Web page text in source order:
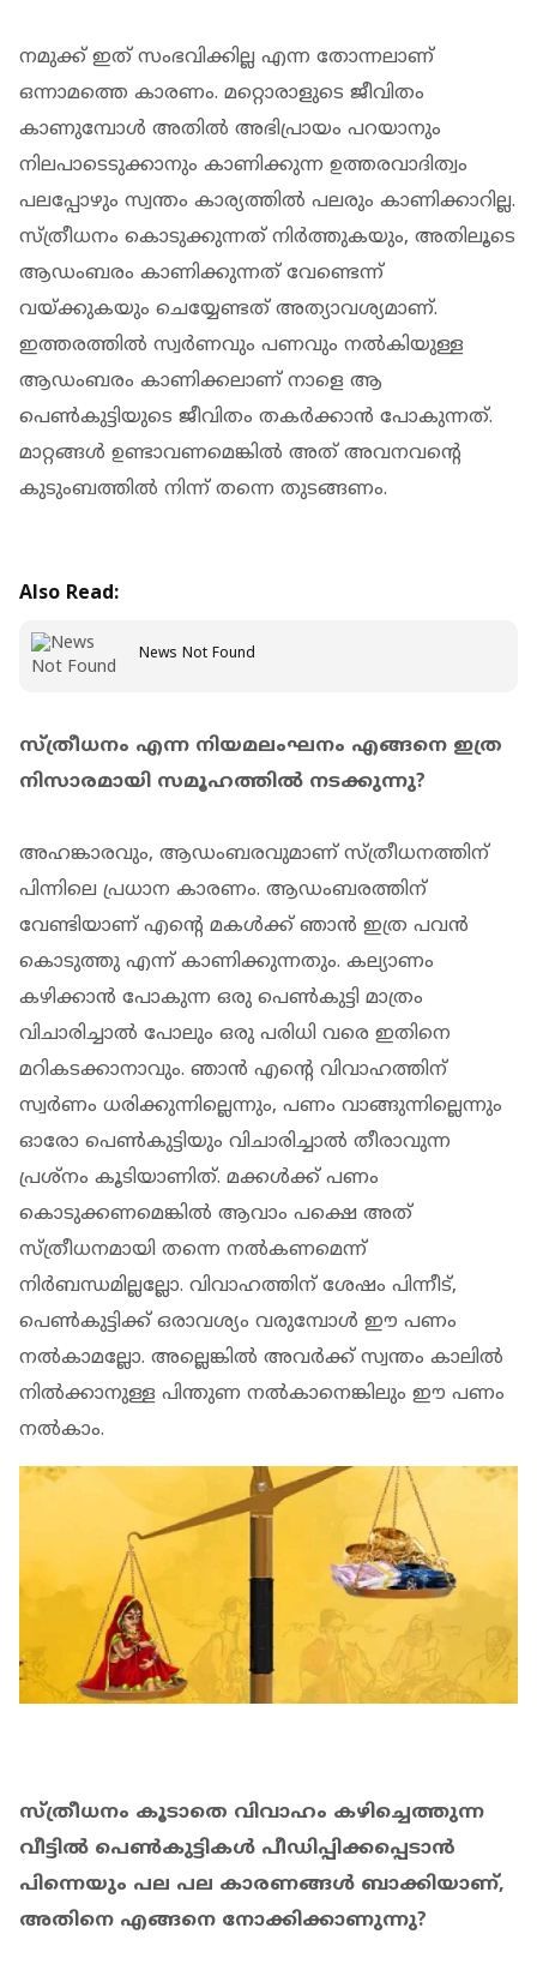
നമുക്ക് ഇത് സംഭവിക്കില്ല എന്ന തോന്നലാണ്
ഒന്നാമത്തെ കാരണം. മറ്റൊരാളുടെ ജീവിതം
കാണുമ്പോൾ അതിൽ അഭിപ്രായം പറയാനും
നിലപാടെടുക്കാനും കാണിക്കുന്ന ഉത്തരവാദിത്വം
പലപ്പോഴും സ്വന്തം കാര്യത്തിൽ പലരും കാണിക്കാറില്ല.
സ്ത്രീധനം കൊടുക്കുന്നത് നിർത്തുകയും, അതിലൂടെ
ആഡംബരം കാണിക്കുന്നത് വേണ്ടെന്ന്
വയ്ക്കുകയും ചെയ്യേണ്ടത് അത്യാവശ്യമാണ്.
ഇത്തരത്തിൽ സ്വർണവും പണവും നൽകിയുള്ള
ആഡംബരം കാണിക്കലാണ് നാളെ ആ
പെൺകുട്ടിയുടെ ജീവിതം തകർക്കാൻ പോകുന്നത്.
മാറ്റങ്ങൾ ഉണ്ടാവണമെങ്കിൽ അത് അവനവന്റെ
കുടുംബത്തിൽ നിന്ന് തന്നെ തുടങ്ങണം.
Also Read:
News Not Found
സ്ത്രീധനം എന്ന നിയമലംഘനം എങ്ങനെ ഇത്ര
നിസാരമായി സമൂഹത്തിൽ നടക്കുന്നു?
അഹങ്കാരവും, ആഡംബരവുമാണ് സ്ത്രീധനത്തിന്
പിന്നിലെ പ്രധാന കാരണം. ആഡംബരത്തിന്
വേണ്ടിയാണ് എന്റെ മകൾക്ക് ഞാൻ ഇത്ര പവൻ
കൊടുത്തു എന്ന് കാണിക്കുന്നതും. കല്യാണം
കഴിക്കാൻ പോകുന്ന ഒരു പെൺകുട്ടി മാത്രം
വിചാരിച്ചാൽ പോലും ഒരു പരിധി വരെ ഇതിനെ
മറികടക്കാനാവും. ഞാൻ എന്റെ വിവാഹത്തിന്
സ്വർണം ധരിക്കുന്നില്ലെന്നും, പണം വാങ്ങുന്നില്ലെന്നും
ഓരോ പെൺകുട്ടിയും വിചാരിച്ചാൽ തീരാവുന്ന
പ്രശ്‌നം കൂടിയാണിത്. മക്കൾക്ക് പണം
കൊടുക്കണമെങ്കിൽ ആവാം പക്ഷെ അത്
സ്ത്രീധനമായി തന്നെ നൽകണമെന്ന്
നിർബന്ധമില്ലല്ലോ. വിവാഹത്തിന് ശേഷം പിന്നീട്,
പെൺകുട്ടിക്ക് ഒരാവശ്യം വരുമ്പോൾ ഈ പണം
നൽകാമല്ലോ. അല്ലെങ്കിൽ അവർക്ക് സ്വന്തം കാലിൽ
നിൽക്കാനുള്ള പിന്തുണ നൽകാനെങ്കിലും ഈ പണം
നൽകാം.
സ്ത്രീധനം കൂടാതെ വിവാഹം കഴിച്ചെത്തുന്ന
വീട്ടിൽ പെൺകുട്ടികൾ പീഡിപ്പിക്കപ്പെടാൻ
പിന്നെയും പല പല കാരണങ്ങൾ ബാക്കിയാണ്,
അതിനെ എങ്ങനെ നോക്കിക്കാണുന്നു?